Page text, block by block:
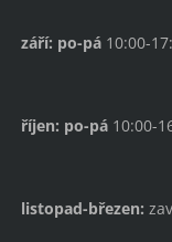
září: po-pá10:00-
říjen: po-pá10:00-
listopad-březen: